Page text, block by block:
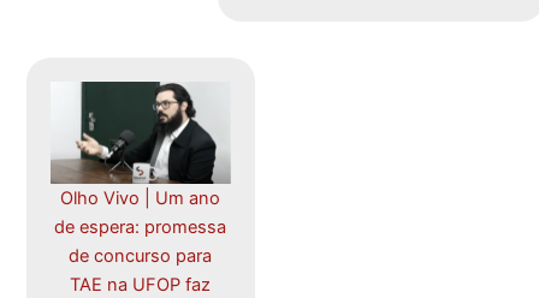
Olho Vivo | Um ano
de espera: promessa
de concurso para
TAE na UFOP faz